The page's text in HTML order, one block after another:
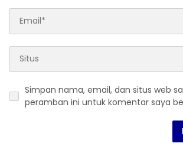
Simpan nama, email, dan situs web
peramban ini untuk komentar saya